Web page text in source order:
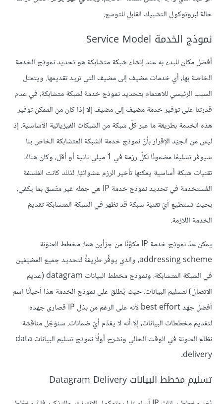
حالة لبروتوكول التشبيك القابل للتوسع.
نموذج الخدمة Service Model
أفضل مكان للبدء به عند إنشاء شبكة متشابكة هو تحديد نموذج الخدمة
الخاصة بها، أي خدمات مضيف إلى مضيف التي تريد تقديمها. ويتمثل
السبب الرئيسي للاهتمام بتحديد نموذج خدمة لشبكة متشابكة، في عدم
قدرتنا على توفير خدمة مضيف إلى مضيف إلا إذا كان من الممكن توفير
هذه الخدمة بطريقة ما عبر كلّ شبكة من الشبكات الفيزيائية الأساسية. إذ
ليس من الجيّد الإقرار بأنّ نموذج خدمة الشبكة المتشابكة الخاص بنا
سيوفر تسليمًا مضمونًا لكلّ رزمة في 1 ميلي ثانية أو أقل، وكان هناك
تقنيات شبكة أساسية يمكنها تأخير الرزم عشوائيًا. لذلك كانت الفلسفة
المُستخدمة في تحديد نموذج خدمة IP هي جعله غير متّسق بما يكفي،
بحيث تستطيع أيّ تقنية شبكة قد تظهر في الشبكة المتشابكة تقديمَ
الخدمة اللازمة.
يمكن عدّ نموذج خدمة IP مكوَّنًا من جزأين هما: مخطط العنوَنة
addressing scheme، والذي يوفِّر طريقةً لتحديد جميع المضيفين
في الشبكة المتشابكة، ونموذج مخطط البيانات datagram (عديم
الاتصال) لتسليم البيانات. حيث يُطلق على نموذج الخدمة هذا أحيانًا اسم
أفضل جهد best effort لأنه على الرغم من بذل IP قصارى جهده
لتقديم مخططات البيانات، إلا أنه لا يقدّم أيّ ضمانات. سنؤجّل مناقشة
نظام العنونة في الوقت الحالي ونشرح أولًا نموذج تسليم البيانات data
delivery.
تسليم مخطط البيانات Datagram Delivery